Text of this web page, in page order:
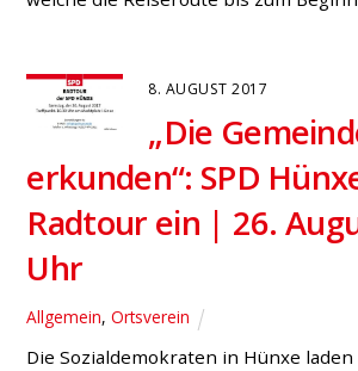
8. AUGUST 2017
„Die
erkunden“: SPD
Radtour ein | 26.
Uhr
Allgemein,Ortsverein
Die Sozialdemokraten in Hünxe